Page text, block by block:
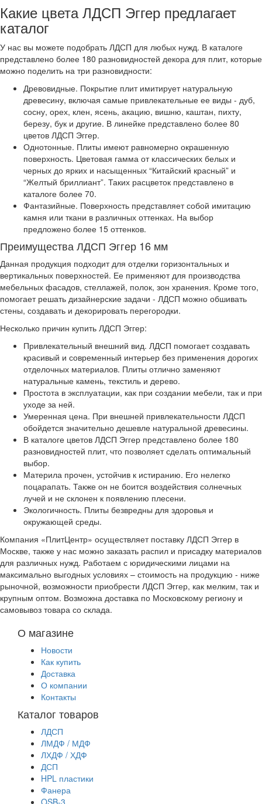
Какие цвета ЛДСП Эггер предлагает
каталог
У нас вы можете подобрать ЛДСП для любых нужд. В каталоге
представлено более 180 разновидностей декора для плит, которые
можно поделить на три разновидности:
Древовидные. Покрытие плит имитирует натуральную
древесину, включая самые привлекательные ее виды - дуб,
сосну, орех, клен, ясень, акацию, вишню, каштан, пихту,
березу, бук и другие. В линейке представлено более 80
цветов ЛДСП Эггер.
Однотонные. Плиты имеют равномерно окрашенную
поверхность. Цветовая гамма от классических белых и
черных до ярких и насыщенных “Китайский красный” и
“Желтый бриллиант”. Таких расцветок представлено в
каталоге более 70.
Фантазийные. Поверхность представляет собой имитацию
камня или ткани в различных оттенках. На выбор
предложено более 15 оттенков.
Преимущества ЛДСП Эггер 16 мм
Данная продукция подходит для отделки горизонтальных и
вертикальных поверхностей. Ее применяют для производства
мебельных фасадов, стеллажей, полок, зон хранения. Кроме того,
помогает решать дизайнерские задачи - ЛДСП можно обшивать
стены, создавать и декорировать перегородки.
Несколько причин купить ЛДСП Эггер:
Привлекательный внешний вид. ЛДСП помогает создавать
красивый и современный интерьер без применения дорогих
отделочных материалов. Плиты отлично заменяют
натуральные камень, текстиль и дерево.
Простота в эксплуатации, как при создании мебели, так и при
уходе за ней.
Умеренная цена. При внешней привлекательности ЛДСП
обойдется значительно дешевле натуральной древесины.
В каталоге цветов ЛДСП Эггер представлено более 180
разновидностей плит, что позволяет сделать оптимальный
выбор.
Материла прочен, устойчив к истиранию. Его нелегко
поцарапать. Также он не боится воздействия солнечных
лучей и не склонен к появлению плесени.
Экологичность. Плиты безвредны для здоровья и
окружающей среды.
Компания «ПлитЦентр» осуществляет поставку ЛДСП Эггер в
Москве, также у нас можно заказать распил и присадку материалов
для различных нужд. Работаем с юридическими лицами на
максимально выгодных условиях – стоимость на продукцию - ниже
рыночной, возможности приобрести ЛДСП Эггер, как мелким, так и
крупным оптом. Возможна доставка по Московскому региону и
самовывоз товара со склада.
О магазине
Новости
Как купить
Доставка
О компании
Контакты
Каталог товаров
ЛДСП
ЛМДФ / МДФ
ЛХДФ / ХДФ
ДСП
HPL пластики
Фанера
OSB-3